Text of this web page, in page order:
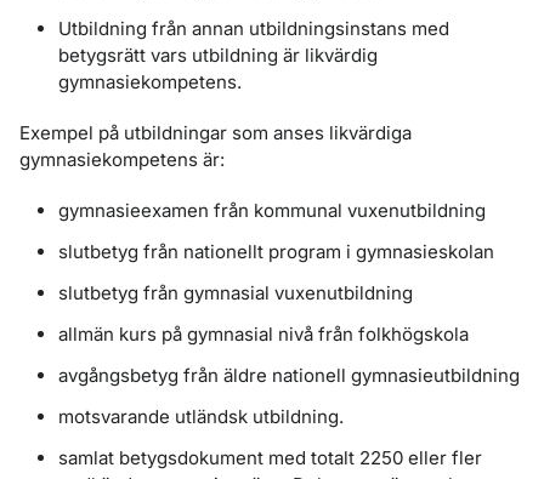
Utbildning från annan utbildningsinstans med
betygsrätt vars utbildning är likvärdig
gymnasiekompetens.
Exempel på utbildningar som anses likvärdiga
gymnasiekompetens är:
gymnasieexamen från kommunal vuxenutbildning
slutbetyg från nationellt program i gymnasieskolan
slutbetyg från gymnasial vuxenutbildning
allmän kurs på gymnasial nivå från folkhögskola
avgångsbetyg från äldre nationell gymnasieutbildning
motsvarande utländsk utbildning.
samlat betygsdokument med totalt 2250 eller fler